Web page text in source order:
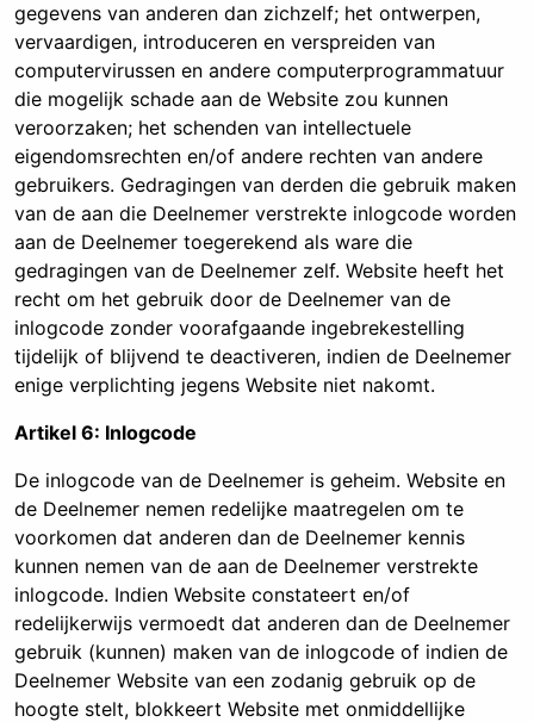
gegevens van anderen dan zichzelf; het ontwerpen,
vervaardigen, introduceren en verspreiden van
computervirussen en andere computerprogrammatuur
die mogelijk schade aan de Website zou kunnen
veroorzaken; het schenden van intellectuele
eigendomsrechten en/of andere rechten van andere
gebruikers. Gedragingen van derden die gebruik maken
van de aan die Deelnemer verstrekte inlogcode worden
aan de Deelnemer toegerekend als ware die
gedragingen van de Deelnemer zelf. Website heeft het
recht om het gebruik door de Deelnemer van de
inlogcode zonder voorafgaande ingebrekestelling
tijdelijk of blijvend te deactiveren, indien de Deelnemer
enige verplichting jegens Website niet nakomt.
Artikel 6: Inlogcode
De inlogcode van de Deelnemer is geheim. Website en
de Deelnemer nemen redelijke maatregelen om te
voorkomen dat anderen dan de Deelnemer kennis
kunnen nemen van de aan de Deelnemer verstrekte
inlogcode. Indien Website constateert en/of
redelijkerwijs vermoedt dat anderen dan de Deelnemer
gebruik (kunnen) maken van de inlogcode of indien de
Deelnemer Website van een zodanig gebruik op de
hoogte stelt, blokkeert Website met onmiddellijke